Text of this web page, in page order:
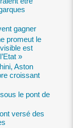
gagner
promeut le
est
»
Aston
croissant
le pont de
versé des